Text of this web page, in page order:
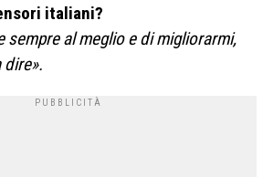
italiani?
sempre al meglio e di migliorarmi,